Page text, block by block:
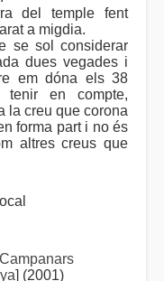
del temple fent
a migdia.
se sol considerar
dues vegades i
em dóna els 38
en compte,
la creu que corona
forma part i no és
altres creus que
Campanars
] (2001)